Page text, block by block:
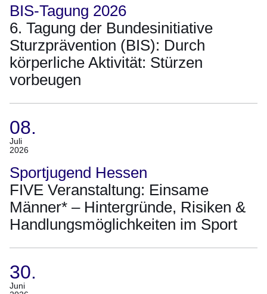
Juli
Bis
11.
Juli
2026)
BIS-Tagung 2026
6. Tagung der Bundesinitiative
Sturzprävention (BIS): Durch
körperliche Aktivität: Stürzen
vorbeugen
08.
Juli
2026
(Termin:
08.
Juli
2026)
Sportjugend Hessen
FIVE Veranstaltung: Einsame
Männer* – Hintergründe, Risiken &
Handlungsmöglichkeiten im Sport
30.
Juni
(Termin: